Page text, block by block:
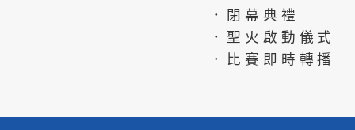
．閉幕典禮
．聖火啟動儀式
．比賽即時轉播